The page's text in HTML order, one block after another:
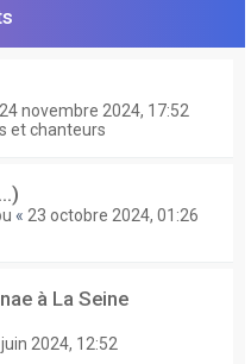
24 novembre 2024, 17:52
et chanteurs
« 23 octobre 2024, 01:26
à La Seine
2024, 12:52